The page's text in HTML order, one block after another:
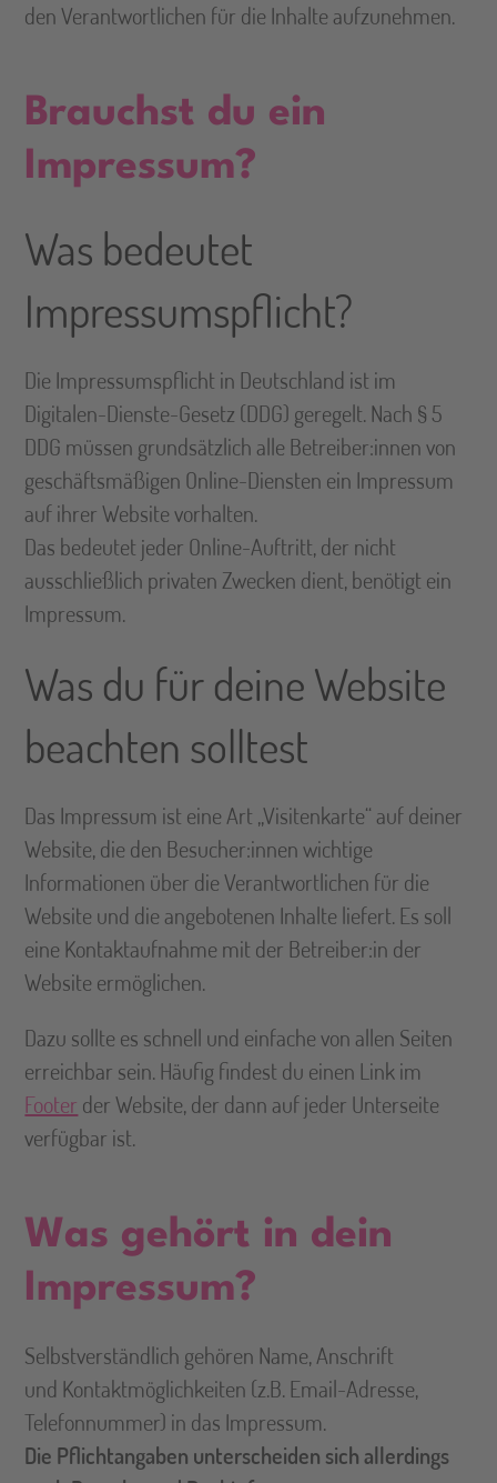
den Verantwortlichen für die Inhalte aufzunehmen.
Brauchst du ein
Impressum?
Was bedeutet
Impressumspflicht?
Die Impressumspflicht in Deutschland ist im
Digitalen-Dienste-Gesetz (DDG) geregelt. Nach § 5
DDG müssen grundsätzlich alle Betreiber:innen von
geschäftsmäßigen Online-Diensten ein Impressum
auf ihrer Website vorhalten.
Das bedeutet jeder Online-Auftritt, der nicht
ausschließlich privaten Zwecken dient, benötigt ein
Impressum.
Was du für deine Website
beachten solltest
Das Impressum ist eine Art „Visitenkarte“ auf deiner
Website, die den Besucher:innen wichtige
Informationen über die Verantwortlichen für die
Website und die angebotenen Inhalte liefert. Es soll
eine Kontaktaufnahme mit der Betreiber:in der
Website ermöglichen.
Dazu sollte es schnell und einfache von allen Seiten
erreichbar sein. Häufig findest du einen Link im
Footer der Website, der dann auf jeder Unterseite
verfügbar ist.
Was gehört in dein
Impressum?
Selbstverständlich gehören Name, Anschrift
und Kontaktmöglichkeiten (z.B. Email-Adresse,
Telefonnummer) in das Impressum.
Die Pflichtangaben unterscheiden sich allerdings